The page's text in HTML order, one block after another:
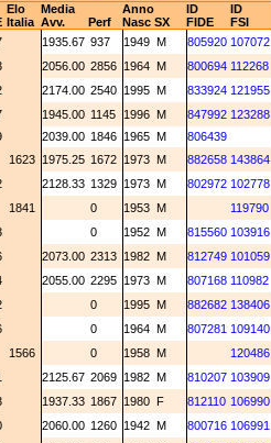
Elo Media Anno ID
ID
Italia Avv. Perf Nasc SX FIDE
FSI
1935.67 937 1949 M 805920 107072
2056.00 2856 1964 M 800694 112268
2174.00 2540 1995 M 833924 121955
1945.00 1145 1996 M 847992 123288
2039.00 1846 1965 M
806439
1623 1975.25 1672 1973 M 882658 143864
2128.33 1329 1973 M 802972 102778
1841 0 1953 M
119790
0 1952 M 815560 103916
2073.00 2313 1982 M 812749 101059
2055.00 2295 1973 M 807168 110982
0 1995 M 882682 138406
0 1964 M 807281 109140
1566 0 1958 M
120486
2125.67 2069 1982 M 810207 103909
1937.33 1867 1980 F 812110 106990
2060.00 1260 1942 M 800716 106991